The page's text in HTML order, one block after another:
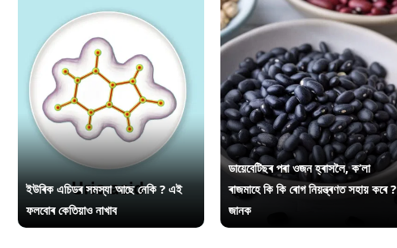
ইউৰিক এচিডৰ সমস্যা আছে নেকি ? এই
ফলবোৰ কেতিয়াও নাখাব
ডায়েবেটিছৰ পৰা ওজন হ্ৰাসলৈ, ক’লা
ৰাজমাহে কি কি ৰোগ নিয়ন্ত্ৰণত সহায় কৰে ?
জানক